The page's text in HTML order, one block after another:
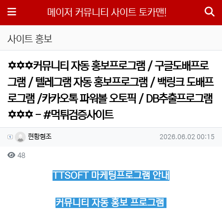
메뉴 메이저 커뮤니티 사이트 토카맨!
사이트 홍보
✡️✡️✡️커뮤니티 자동 홍보프로그램 / 구글도배프로
그램 / 텔레그램 자동 홍보프로그램 / 백링크 도배프
로그램 /카카오톡 파워볼 오토픽 / DB추출프로그램
✡️✡️✡️ - #먹튀검증사이트
작성자 정보
현황형조 작성일
2026.06.02 00:15
컨텐츠 정보
48조회
TTSOFT 마케팅프로그램 안내
커뮤니티 자동 홍보 프로그램